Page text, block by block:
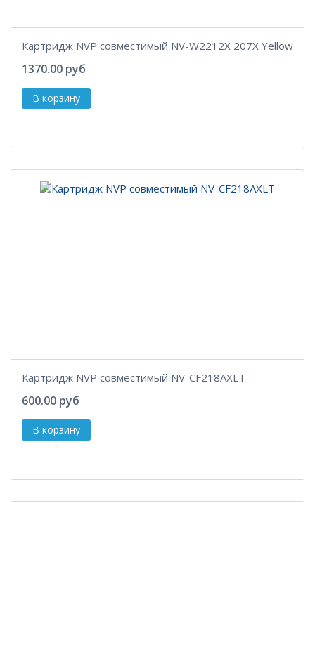
Картридж NVP совместимый NV-W2212X 207X Yellow
1370.00 руб
Картридж NVP совместимый NV-CF218AXLT
600.00 руб